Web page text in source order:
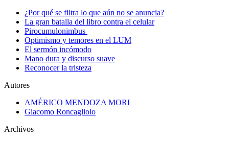
¿Por qué se filtra lo que aún no se anuncia?
La gran batalla del libro contra el celular
Pirocumulonimbus
Optimismo y temores en el LUM
El sermón incómodo
Mano dura y discurso suave
Reconocer la tristeza
Autores
AMÉRICO MENDOZA MORI
Giacomo Roncagliolo
Archivos